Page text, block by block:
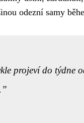
odezní samy
projeví do týdne